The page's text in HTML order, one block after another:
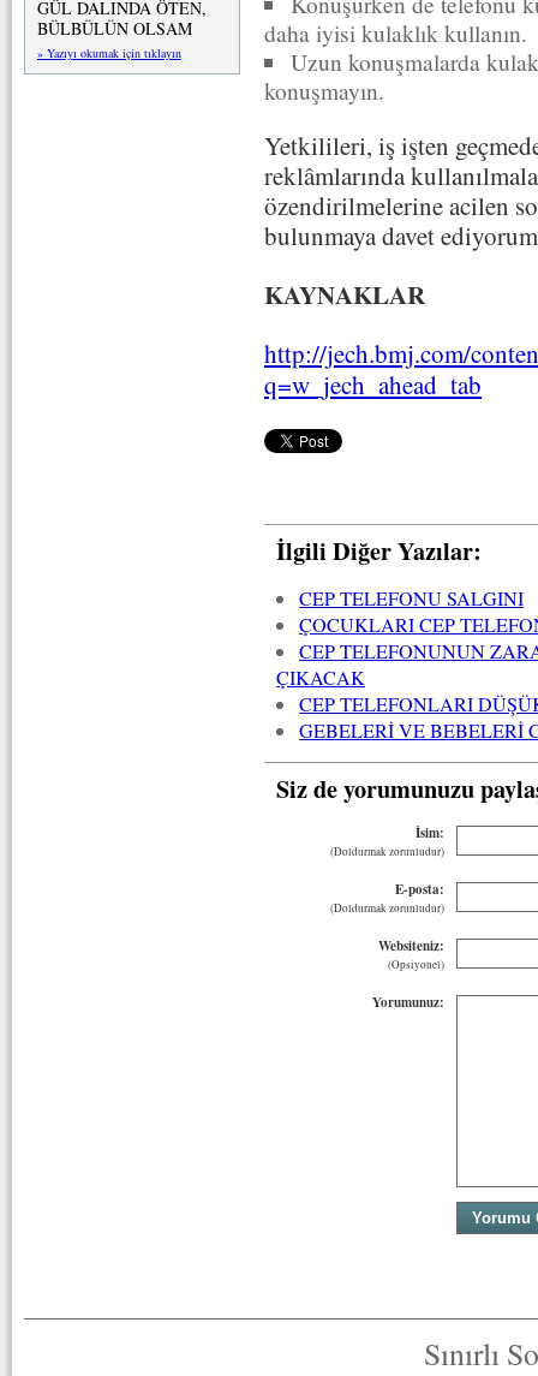
GÜL DALINDA ÖTEN,
BÜLBÜLÜN OLSAM
» Yazıyı okumak için tıklayın
daha iyisi kulaklık kullanın.
Uzun konuşmalarda
konuşmayın.
Yetkilileri, iş işten
reklâmlarında
özendirilmelerine acilen
bulunmaya davet
KAYNAKLAR
http://jech.bmj.com/
q=w_jech_ahead_tab
İlgili Diğer Yazılar:
CEP TELEFONU SALGINI
ÇOCUKLARI CEP
CEP TELEFONUNUN
ÇIKACAK
CEP TELEFONLARI
GEBELERİ VE BEBELERİ
Siz de yorumunuzu
İsim:
(Doldurmak zorunludur)
E-posta:
(Doldurmak zorunludur)
Websiteniz:
(Opsiyonel)
Yorumunuz:
Sınırlı